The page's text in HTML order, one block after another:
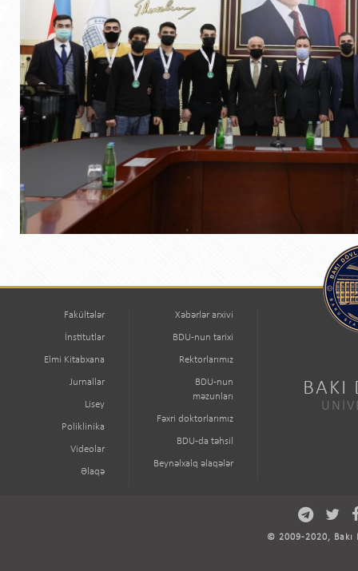
Fakültələr
İnstitutlar
Elmi Kitabxana
Jurnallar
Lisey
Poliklinika
Videolar
Əlaqə
Xəbərlər arxivi
BDU-nun tarixi
Rektorlarımız
BDU-nun
məzunları
Fəxri doktorlarımız
BDU-da təhsil
Beynəlxalq əlaqələr
BAKI
© 2009-2020,